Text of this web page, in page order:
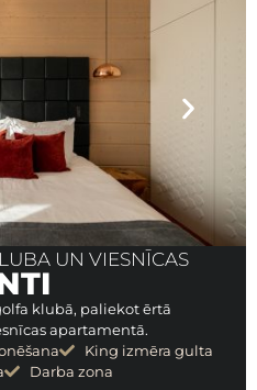
UN VIESNĪCAS
klubā, paliekot ērtā
apartamentā.
King izmēra gulta
Darba zona